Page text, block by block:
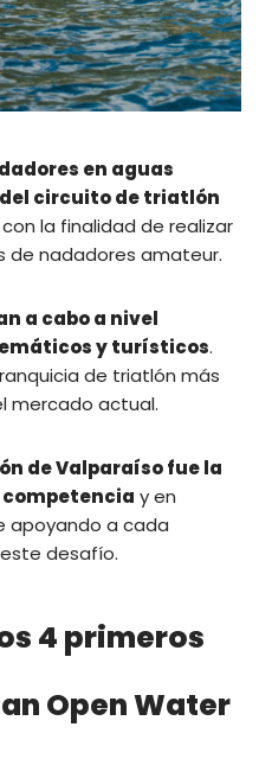
en aguas
circuito de triatlón
la finalidad de realizar
de nadadores amateur.
a cabo a nivel
y turísticos.
de triatlón más
mercado actual.
de Valparaíso fue la
y en
apoyando a cada
desafío.
4 primeros
Open Water